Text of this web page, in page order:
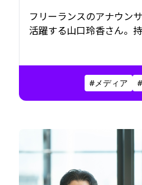
フリーランスのアナウン
活躍する山口玲香さん。
だからこそ、「人が伝え
したい――。そう語る山口さ
は愛犬家としての顔も。
な挑戦も続けている。仕
ら、これからの展望まで
#メディア